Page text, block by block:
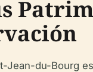
Jean-du-Bourg